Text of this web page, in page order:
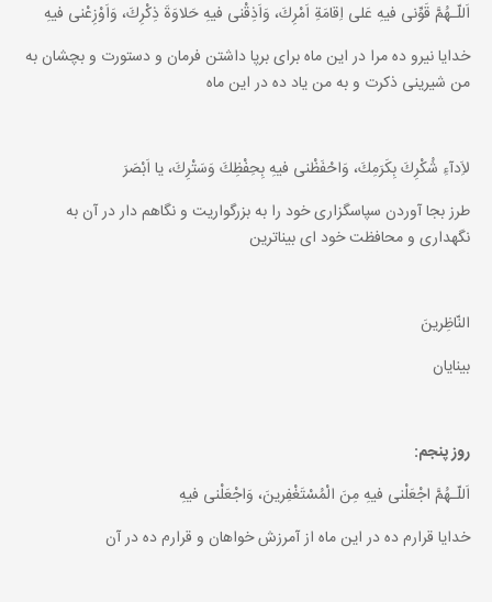
اَللّـهُمَّ قَوِّنى فيهِ عَلى اِقامَةِ اَمْرِكَ، وَاَذِقْنى فيهِ حَلاوَةَ ذِكْرِكَ، وَاَوْزِعْنى فيهِ
خدايا نيرو ده مرا در اين ماه براى برپا داشتن فرمان و دستورت و بچشان به
من شيرينى ذكرت و به من ياد ده در اين ماه
لاَِدآءِ شُكْرِكَ بِكَرَمِكَ، وَاحْفَظْنى فيهِ بِحِفْظِكَ وَسَتْرِكَ، يا اَبْصَرَ
طرز بجا آوردن سپاسگزارى خود را به بزرگواريت و نگاهم دار در آن به
نگهدارى و محافظت خود اى بيناترين
النّاظِرينَ
بينايان
روز پنجم:
اَللّـهُمَّ اجْعَلْنى فيهِ مِنَ الْمُسْتَغْفِرينَ، وَاجْعَلْنى فيهِ
خدايا قرارم ده در اين ماه از آمرزش خواهان و قرارم ده در آن